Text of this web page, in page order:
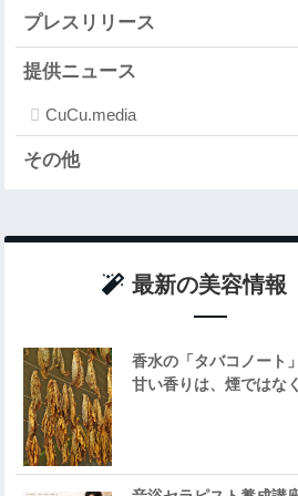
プレスリリース
提供ニュース
CuCu.media
その他
最新の美容情報
香水の「タバコノート
甘い香りは、煙ではな